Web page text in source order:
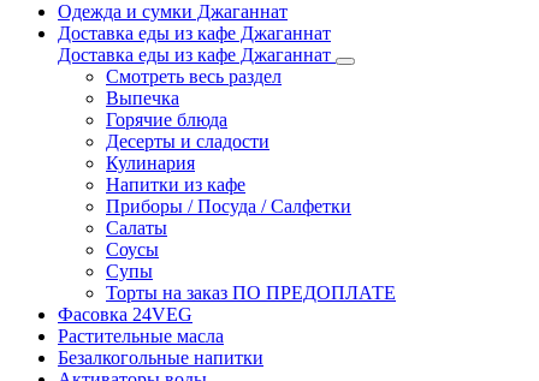
Одежда и сумки Джаганнат
Доставка еды из кафе Джаганнат
Доставка еды из кафе Джаганнат
Смотреть весь раздел
Выпечка
Горячие блюда
Десерты и сладости
Кулинария
Напитки из кафе
Приборы / Посуда / Салфетки
Салаты
Соусы
Супы
Торты на заказ ПО ПРЕДОПЛАТЕ
Фасовка 24VEG
Растительные масла
Безалкогольные напитки